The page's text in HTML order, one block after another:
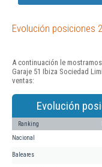
Evolución posiciones
A continuación le
Garaje 51 Ibiza Sociedad
ventas:
Evolución
Ranking
Nacional
Baleares